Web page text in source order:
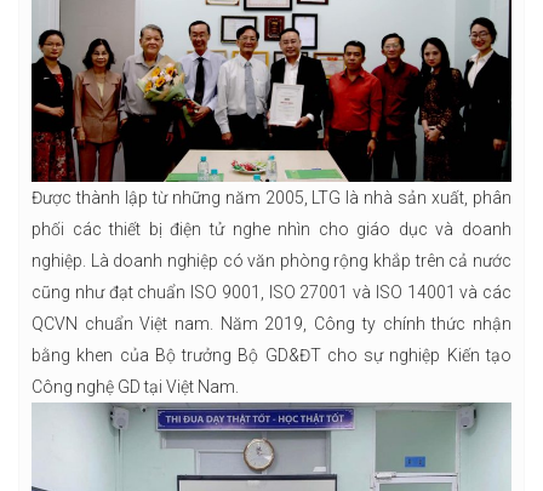
Được thành lập từ những năm 2005, LTG là nhà sản xuất, phân
phối các thiết bị điện tử nghe nhìn cho giáo dục và doanh
nghiệp. Là doanh nghiệp có văn phòng rộng khắp trên cả nước
cũng như đạt chuẩn ISO 9001, ISO 27001 và ISO 14001 và các
QCVN chuẩn Việt nam. Năm 2019, Công ty chính thức nhận
bằng khen của Bộ trưởng Bộ GD&ĐT cho sự nghiệp Kiến tạo
Công nghệ GD tại Việt Nam.